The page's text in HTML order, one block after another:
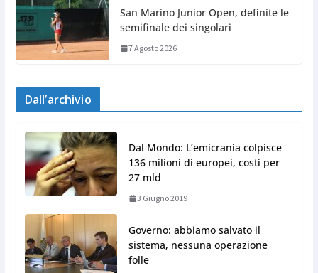
San Marino Junior Open, definite le
semifinale dei singolari
7 Agosto 2026
Dall’archivio
Dal Mondo: L’emicrania colpisce
136 milioni di europei, costi per
27 mld
3 Giugno 2019
Governo: abbiamo salvato il
sistema, nessuna operazione
folle